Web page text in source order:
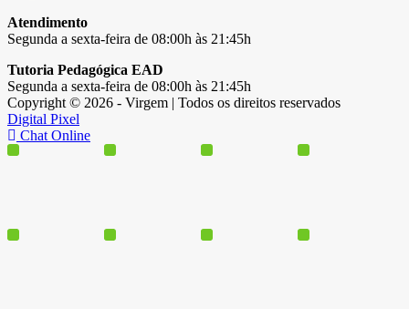
Atendimento
Segunda a sexta-feira de 08:00h às 21:45h
Tutoria Pedagógica EAD
Segunda a sexta-feira de 08:00h às 21:45h
Copyright © 2026 - Virgem | Todos os direitos reservados
Digital Pixel
Chat Online